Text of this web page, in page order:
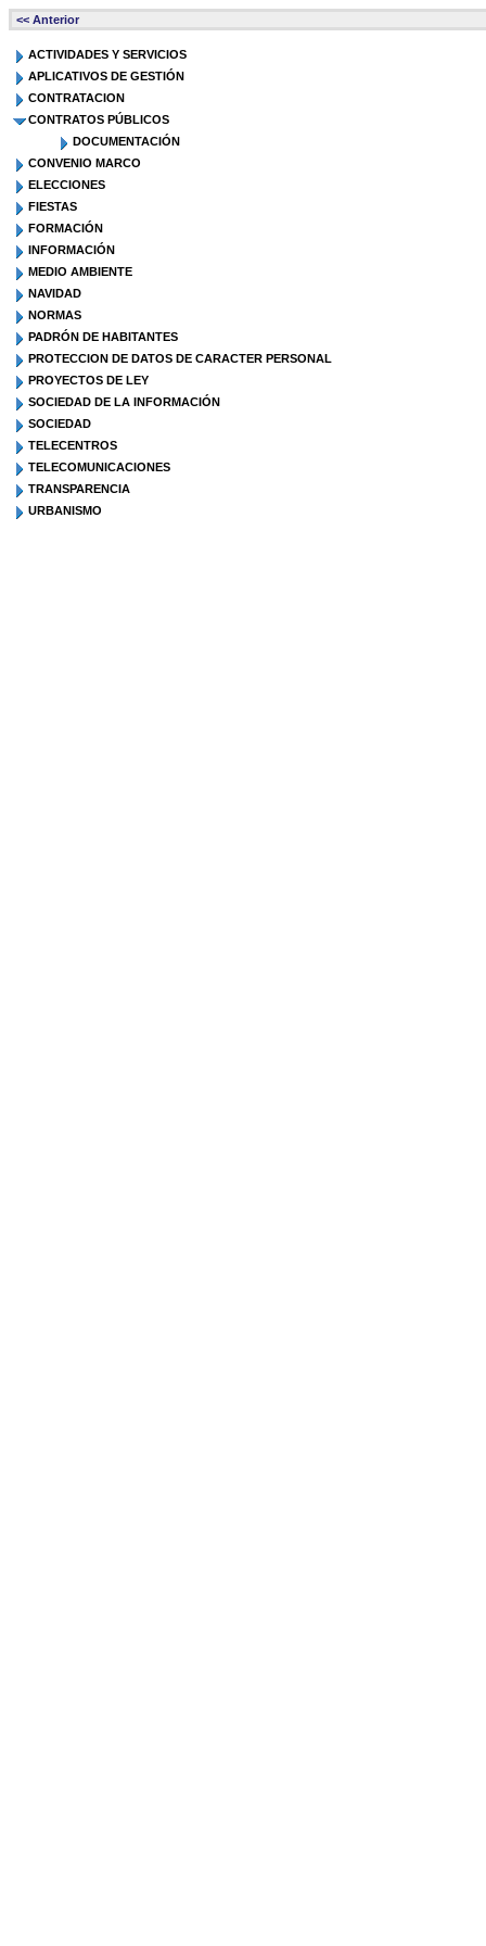
<< Anterior
ACTIVIDADES Y SERVICIOS
APLICATIVOS DE GESTIÓN
CONTRATACION
CONTRATOS PÚBLICOS
DOCUMENTACIÓN
CONVENIO MARCO
ELECCIONES
FIESTAS
FORMACIÓN
INFORMACIÓN
MEDIO AMBIENTE
NAVIDAD
NORMAS
PADRÓN DE HABITANTES
PROTECCION DE DATOS DE CARACTER PERSONAL
PROYECTOS DE LEY
SOCIEDAD DE LA INFORMACIÓN
SOCIEDAD
TELECENTROS
TELECOMUNICACIONES
TRANSPARENCIA
URBANISMO